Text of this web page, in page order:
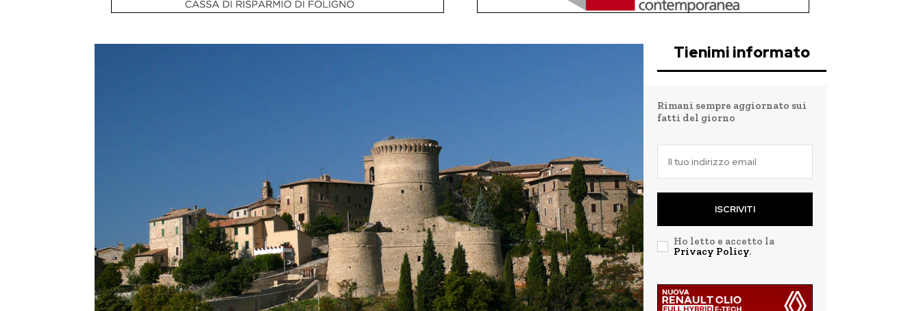
Tienimi informato
Rimani sempre aggiornato sui
fatti del giorno
ISCRIVITI
Ho letto e accetto la
Privacy Policy.